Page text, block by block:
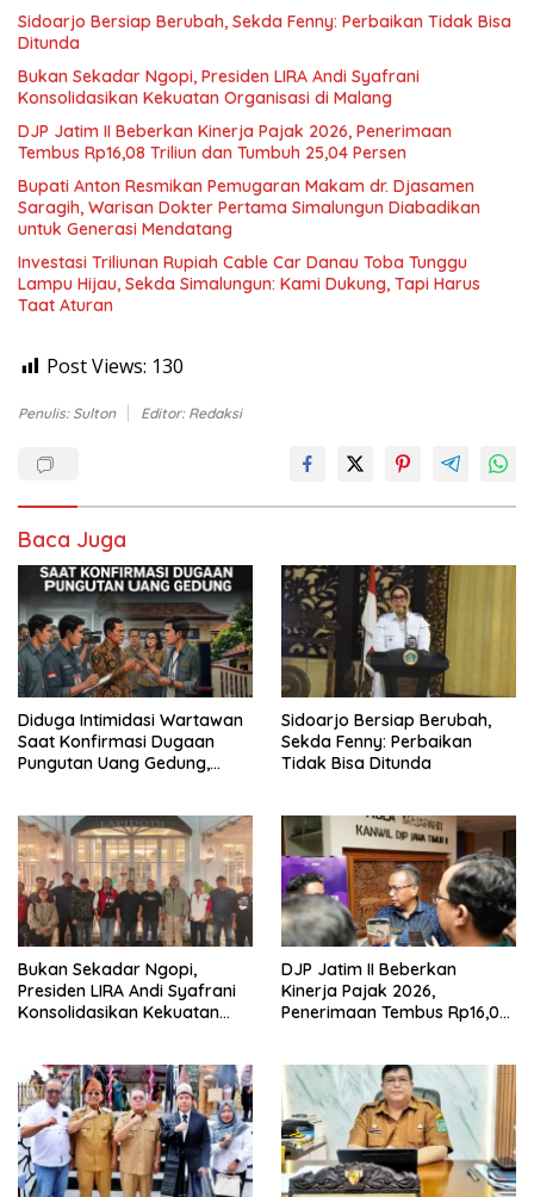
Sidoarjo Bersiap Berubah, Sekda Fenny: Perbaikan Tidak Bisa
Ditunda
Bukan Sekadar Ngopi, Presiden LIRA Andi Syafrani
Konsolidasikan Kekuatan Organisasi di Malang
DJP Jatim II Beberkan Kinerja Pajak 2026, Penerimaan
Tembus Rp16,08 Triliun dan Tumbuh 25,04 Persen
Bupati Anton Resmikan Pemugaran Makam dr. Djasamen
Saragih, Warisan Dokter Pertama Simalungun Diabadikan
untuk Generasi Mendatang
Investasi Triliunan Rupiah Cable Car Danau Toba Tunggu
Lampu Hijau, Sekda Simalungun: Kami Dukung, Tapi Harus
Taat Aturan
Post Views: 130
Penulis: Sulton Editor: Redaksi
Baca Juga
Diduga Intimidasi Wartawan
Saat Konfirmasi Dugaan
Pungutan Uang Gedung,
Buka suara
Sidoarjo Bersiap Berubah,
Sekda Fenny: Perbaikan
Tidak Bisa Ditunda
Bukan Sekadar Ngopi,
Presiden LIRA Andi Syafrani
Konsolidasikan Kekuatan
DJP Jatim II Beberkan
Kinerja Pajak 2026,
Penerimaan Tembus Rp16,08